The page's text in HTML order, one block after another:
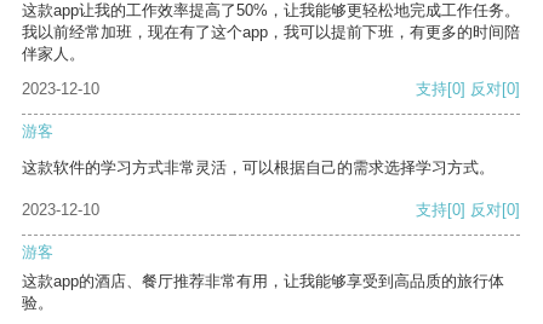
这款app让我的工作效率提高了50%，让我能够更轻松地完成工作任务。
我以前经常加班，现在有了这个app，我可以提前下班，有更多的时间陪
伴家人。
2023-12-10
支持[0] 反对[0]
游客
这款软件的学习方式非常灵活，可以根据自己的需求选择学习方式。
2023-12-10 支持[0] 反对[0]
游客
这款app的酒店、餐厅推荐非常有用，让我能够享受到高品质的旅行体
验。